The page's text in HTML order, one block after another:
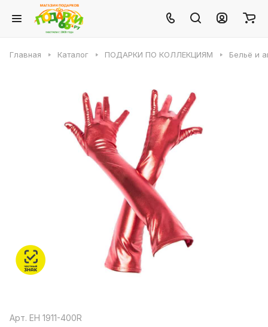
Главная Каталог ПОДАРКИ ПО КОЛЛЕКЦИЯМ Бельё и
Арт. EH 1911-400R